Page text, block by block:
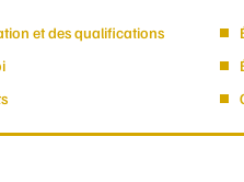
et des qualifications